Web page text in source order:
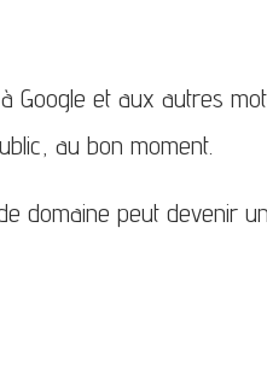
Google et aux autres
au bon moment.
domaine peut devenir